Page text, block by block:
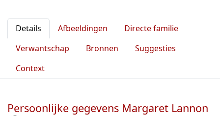
Details Afbeeldingen
Directe familie
Verwantschap
Bronnen
Suggesties
Context
Persoonlijke gegevens Margaret Lannon